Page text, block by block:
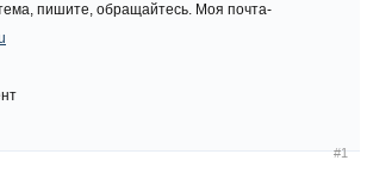
пишите, обращайтесь. Моя почта-
#1